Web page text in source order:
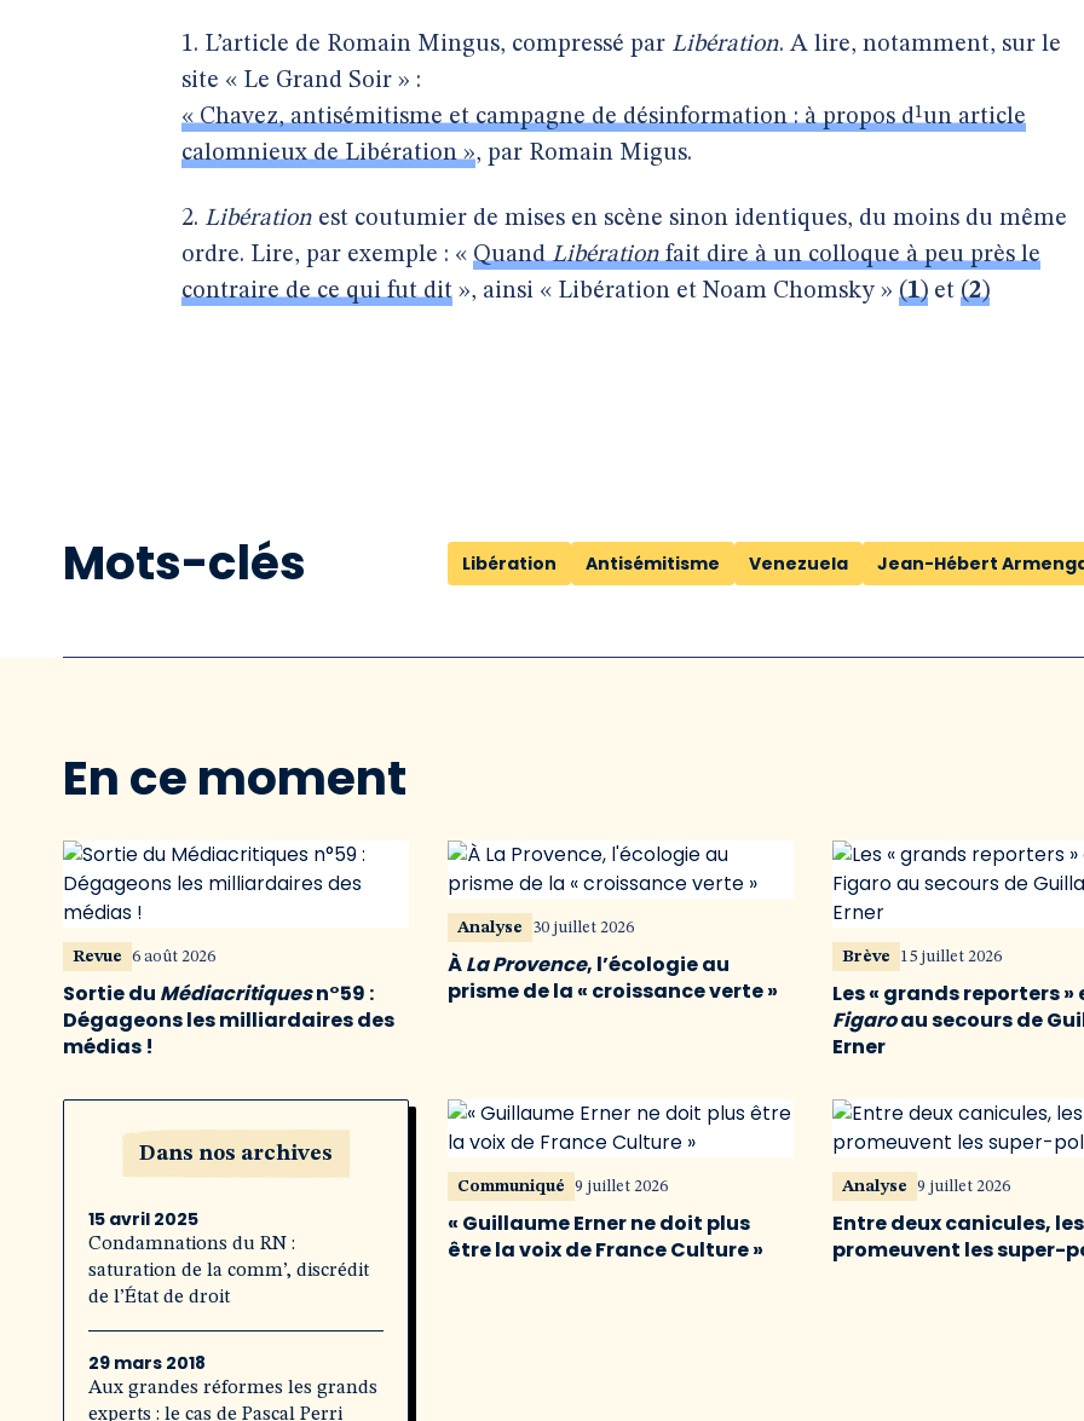
1. L’article de Romain Mingus, compressé par Libération. A lire, notamment, sur le
site « Le Grand Soir » :
« Chavez, antisémitisme et campagne de désinformation : à propos d¹un article
calomnieux de Libération », par Romain Migus.
2. Libération est coutumier de mises en scène sinon identiques, du moins du même
ordre. Lire, par exemple : « QuandLibérationfait dire à un colloque à peu près le
contraire de ce qui fut dit », ainsi « Libération et Noam Chomsky » (1) et (2)
Mots-clés Libération Antisémitisme Venezuela Jean-Hébert
En ce moment
Revue 6 août 2026
Sortie du Médiacritiquesn°59 :
Dégageons les milliardaires des
médias !
Analyse 30 juillet 2026
ÀLa Provence, l’écologie au
prisme de la « croissance verte »
Brève 15 juillet 2026
Les « grands reporters »
Figaroau secours de
Erner
Dans nos archives
15 avril 2025
Condamnations du RN :
saturation de la comm’, discrédit
de l’État de droit
29 mars 2018
Aux grandes réformes les grands
experts : le cas de Pascal Perri
Communiqué 9 juillet 2026
« Guillaume Erner ne doit plus
être la voix de France Culture »
Analyse 9 juillet 2026
Entre deux canicules,
promeuvent les super-